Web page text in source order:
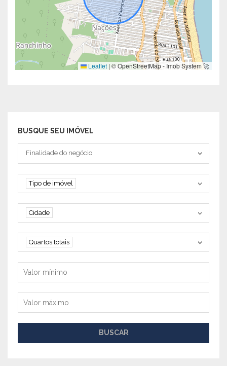
Leaflet | © OpenStreetMap - Imob System 🚀
BUSQUE SEU IMÓVEL
Tipo negociação
Finalidade do negócio
Tipo de imóvel
Tipo de imóvel
Cidade
Cidade
Quartos
Quartos totais
Valor mínimo
Valor máximo
BUSCAR